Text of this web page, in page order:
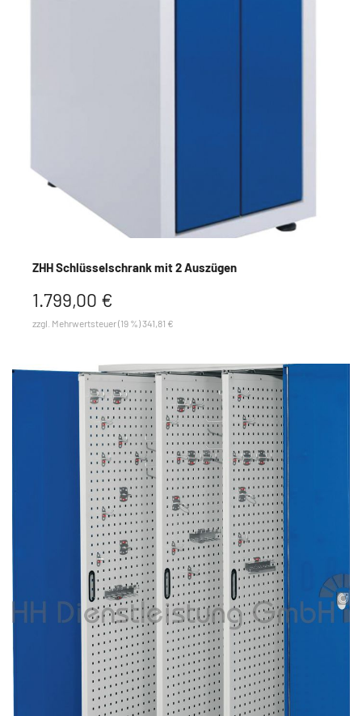
ZHH Schlüsselschrank mit 2 Auszügen
1.799,00 €
zzgl. Mehrwertsteuer (19 %) 341,81 €